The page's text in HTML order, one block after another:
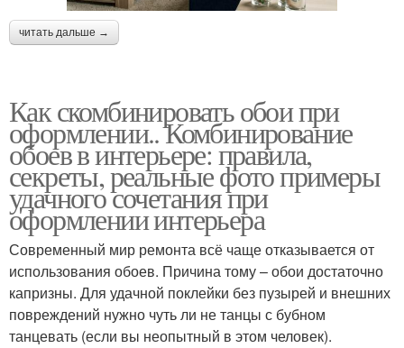
читать дальше →
Как скомбинировать обои при
оформлении.. Комбинирование
обоев в интерьере: правила,
секреты, реальные фото примеры
удачного сочетания при
оформлении интерьера
Современный мир ремонта всё чаще отказывается от
использования обоев. Причина тому – обои достаточно
капризны. Для удачной поклейки без пузырей и внешних
повреждений нужно чуть ли не танцы с бубном
танцевать (если вы неопытный в этом человек).